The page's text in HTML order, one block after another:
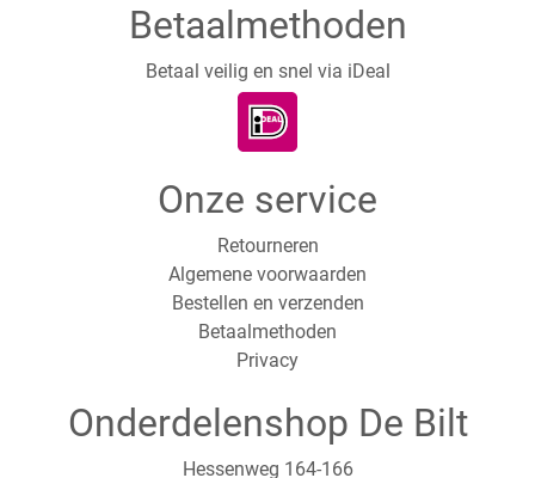
Betaalmethoden
Betaal veilig en snel via iDeal
Onze service
Retourneren
Algemene voorwaarden
Bestellen en verzenden
Betaalmethoden
Privacy
Onderdelenshop De Bilt
Hessenweg 164-166